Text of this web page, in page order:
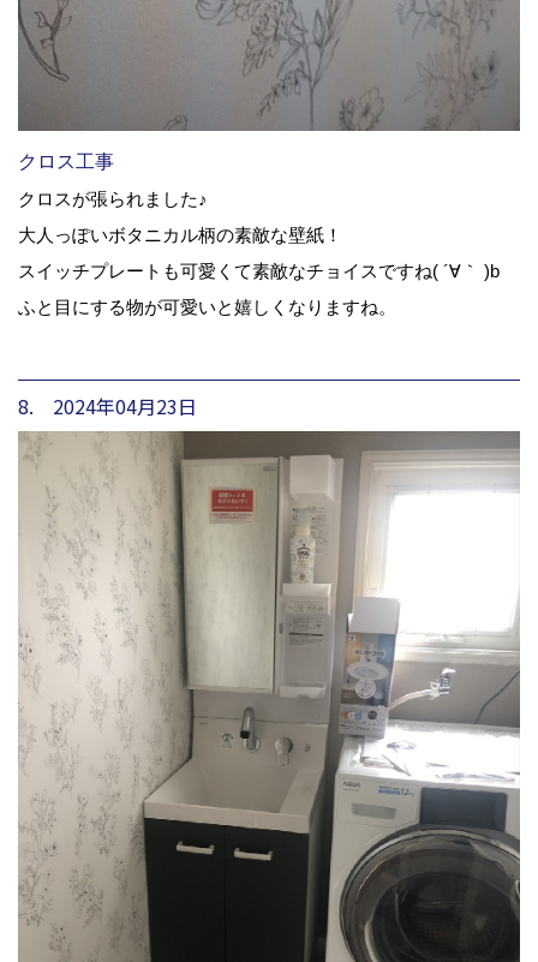
クロス工事
クロスが張られました♪
大人っぽいボタニカル柄の素敵な壁紙！
スイッチプレートも可愛くて素敵なチョイスですね( ´∀｀ )b
ふと目にする物が可愛いと嬉しくなりますね。
8. 2024年04月23日